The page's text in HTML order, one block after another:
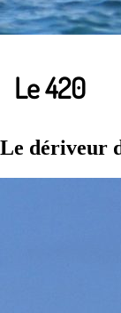
Le 420
Le dériveur